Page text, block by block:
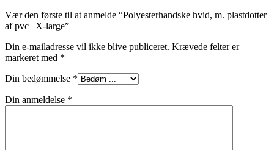
Vær den første til at anmelde “Polyesterhandske hvid, m. plastdotter
af pvc | X-large”
Din e-mailadresse vil ikke blive publiceret. Krævede felter er
markeret med *
Din bedømmelse *
Din anmeldelse *